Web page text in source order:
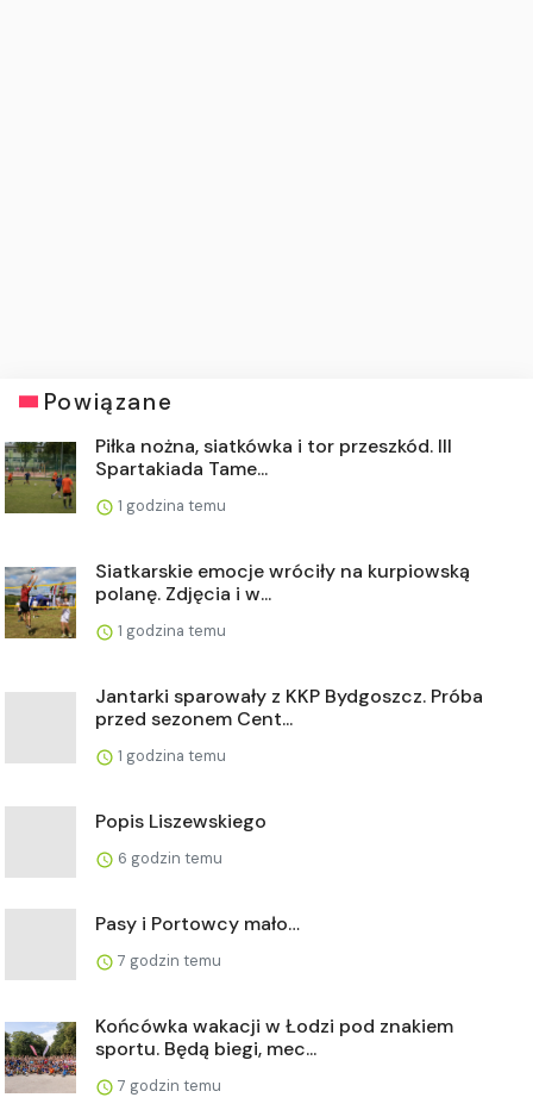
Powiązane
Piłka nożna, siatkówka i tor przeszkód. III
Spartakiada Tame...
1 godzina temu
Siatkarskie emocje wróciły na kurpiowską
polanę. Zdjęcia i w...
1 godzina temu
Jantarki sparowały z KKP Bydgoszcz. Próba
przed sezonem Cent...
1 godzina temu
Popis Liszewskiego
6 godzin temu
Pasy i Portowcy mało…
7 godzin temu
Końcówka wakacji w Łodzi pod znakiem
sportu. Będą biegi, mec...
7 godzin temu